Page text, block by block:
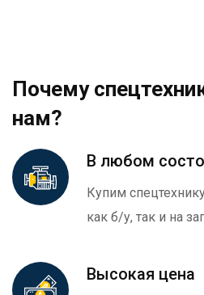
Почему
нам?
В любом
Купим
как б/у, так и на
Высокая цена